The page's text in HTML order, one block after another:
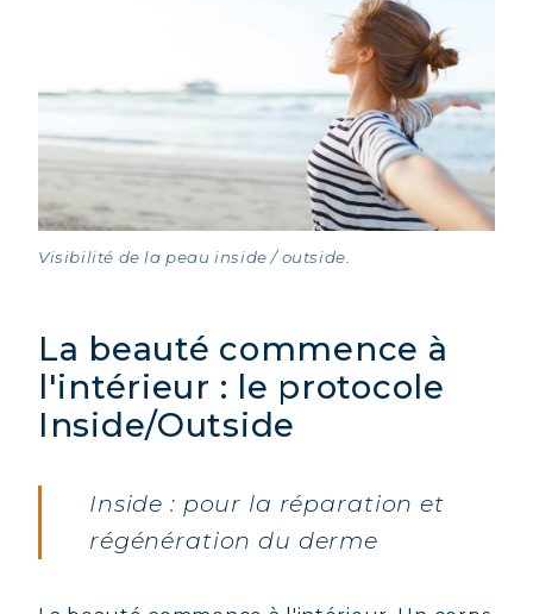
Visibilité de la peau inside / outside.
La beauté commence à
l'intérieur : le protocole
Inside/Outside
Inside : pour la réparation et
régénération du derme